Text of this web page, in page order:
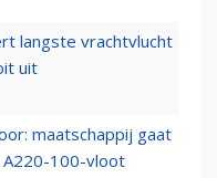
langste vrachtvlucht
uit
maatschappij gaat
A220-100-vloot